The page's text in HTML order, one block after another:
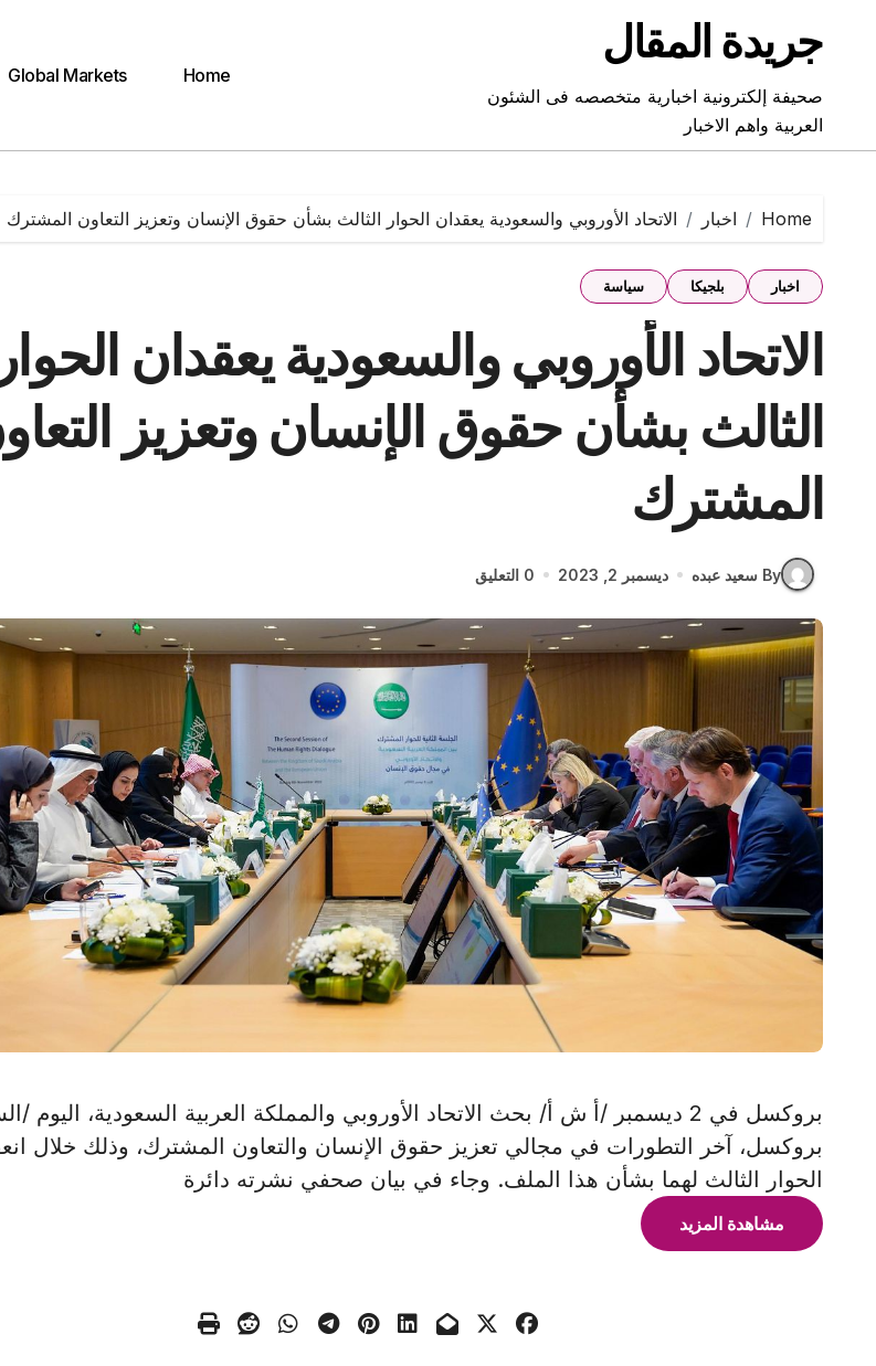
contentجريدة المقال
صحيفة إلكترونية اخبارية متخصصه فى الشئون
العربية واهم الاخبار
Home
Global Markets
Home اخبار الاتحاد الأوروبي والسعودية يعقدان الحوار الثالث بشأن حقوق الإنسان وتعزيز التعاون المشترك
اخبار بلجيكا سياسة
الاتحاد الأوروبي والسعودية يعقدان الحوار
الثالث بشأن حقوق الإنسان وتعزيز
المشترك
By سعيد عبده ديسمبر 2, 2023 0 التعليق
بروكسل في 2 ديسمبر /أ ش أ/ بحث الاتحاد الأوروبي والمملكة العربية السعودية،
بروكسل، آخر التطورات في مجالي تعزيز حقوق الإنسان والتعاون المشترك، وذلك خلال
الحوار الثالث لهما بشأن هذا الملف. وجاء في بيان صحفي نشرته دائرة
مشاهدة المزيد